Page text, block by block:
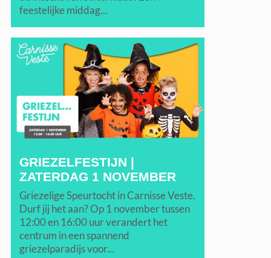
feestelijke middag...
GRIEZELFESTIJN |
ZATERDAG 1 NOVEMBER
Griezelige Speurtocht in Carnisse Veste.
Durf jij het aan? Op 1 november tussen
12:00 en 16:00 uur verandert het
centrum in een spannend
griezelparadijs voor...